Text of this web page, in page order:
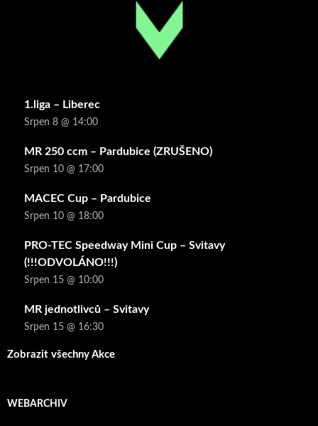
1.liga – Liberec
Srpen 8 @ 14:00
MR 250 ccm – Pardubice (ZRUŠENO)
Srpen 10 @ 17:00
MACEC Cup – Pardubice
Srpen 10 @ 18:00
PRO-TEC Speedway Mini Cup – Svitavy
(!!!ODVOLÁNO!!!)
Srpen 15 @ 10:00
MR jednotlivců – Svitavy
Srpen 15 @ 16:30
Zobrazit všechny Akce
WEBARCHIV